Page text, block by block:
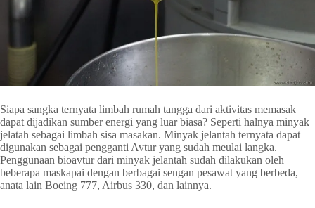
Siapa sangka ternyata limbah rumah tangga dari aktivitas memasak
dapat dijadikan sumber energi yang luar biasa? Seperti halnya minyak
jelatah sebagai limbah sisa masakan. Minyak jelantah ternyata dapat
digunakan sebagai pengganti Avtur yang sudah meulai langka.
Penggunaan bioavtur dari minyak jelantah sudah dilakukan oleh
beberapa maskapai dengan berbagai sengan pesawat yang berbeda,
anata lain Boeing 777, Airbus 330, dan lainnya.